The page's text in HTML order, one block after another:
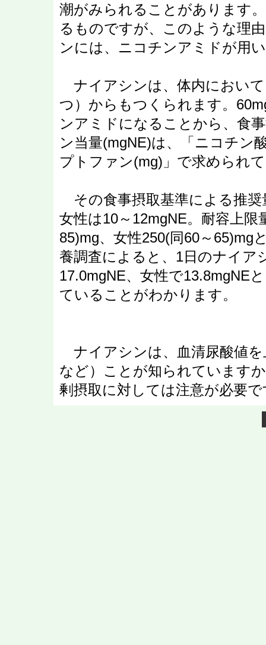
潮がみられることがあります
るものですが、このような理
ンには、ニコチンアミドが用
ナイアシンは、体内におい
つ）からもつくられます。
ンアミドになることから、食
ン当量(mgNE)は、「ニコチン
プトファン(mg)」で求められ
その食事摂取基準による推奨
女性は10～12mgNE。耐容上
85)mg、女性250(同60～65)mg
養調査によると、1日のナイア
17.0mgNE、女性で13.8mgNE
ていることがわかります。
ナイアシンは、血清尿酸値を
など）ことが知られています
剰摂取に対しては注意が必要で